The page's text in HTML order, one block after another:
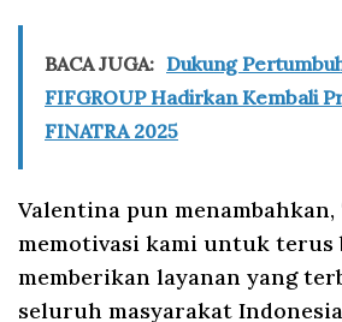
BACA JUGA: Dukung
FIFGROUP Hadirkan Kembali
FINATRA 2025
Valentina pun menambahkan,
memotivasi kami untuk terus
memberikan layanan yang
seluruh masyarakat